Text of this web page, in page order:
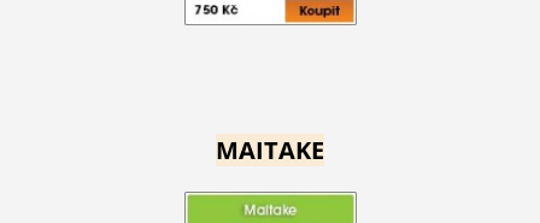
MAITAKE